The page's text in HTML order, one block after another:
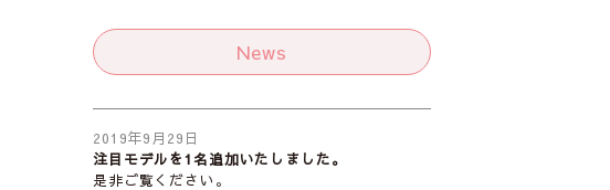
News
2019年9月29日
注目モデルを1名追加いたしました。
是非ご覧ください。